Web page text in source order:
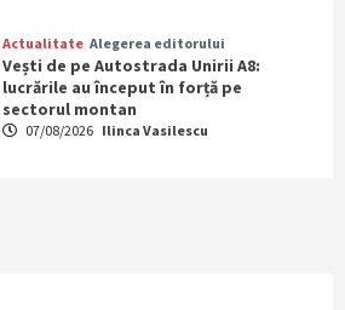
Actualitate Alegerea editorului
Vești de pe Autostrada Unirii A8:
lucrările au început în forță pe
sectorul montan
07/08/2026 Ilinca Vasilescu